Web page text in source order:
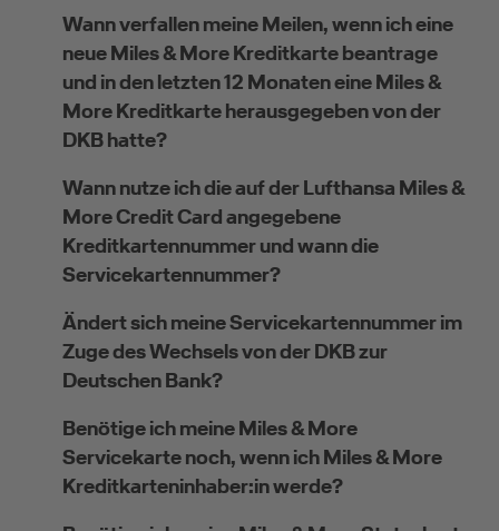
Wann verfallen meine Meilen, wenn ich eine
neue Miles & More Kreditkarte beantrage
und in den letzten 12 Monaten eine Miles &
More Kreditkarte herausgegeben von der
DKB hatte?
Wann nutze ich die auf der Lufthansa Miles &
More Credit Card angegebene
Kreditkartennummer und wann die
Servicekartennummer?
Ändert sich meine Servicekartennummer im
Zuge des Wechsels von der DKB zur
Deutschen Bank?
Benötige ich meine Miles & More
Servicekarte noch, wenn ich Miles & More
Kreditkarteninhaber:in werde?